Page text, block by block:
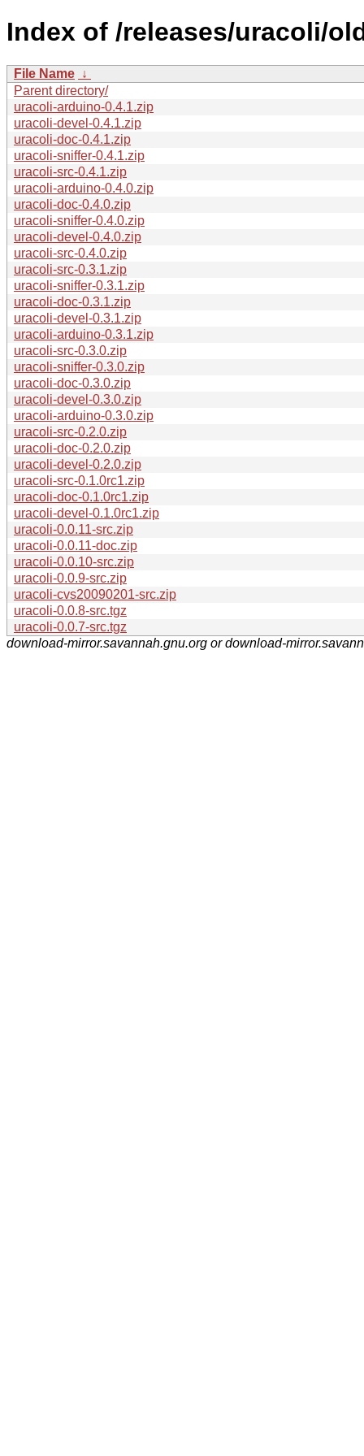
Index of /releases/uracoli/
File Name ↓
Parent directory/
uracoli-arduino-0.4.1.zip
uracoli-devel-0.4.1.zip
uracoli-doc-0.4.1.zip
uracoli-sniffer-0.4.1.zip
uracoli-src-0.4.1.zip
uracoli-arduino-0.4.0.zip
uracoli-doc-0.4.0.zip
uracoli-sniffer-0.4.0.zip
uracoli-devel-0.4.0.zip
uracoli-src-0.4.0.zip
uracoli-src-0.3.1.zip
uracoli-sniffer-0.3.1.zip
uracoli-doc-0.3.1.zip
uracoli-devel-0.3.1.zip
uracoli-arduino-0.3.1.zip
uracoli-src-0.3.0.zip
uracoli-sniffer-0.3.0.zip
uracoli-doc-0.3.0.zip
uracoli-devel-0.3.0.zip
uracoli-arduino-0.3.0.zip
uracoli-src-0.2.0.zip
uracoli-doc-0.2.0.zip
uracoli-devel-0.2.0.zip
uracoli-src-0.1.0rc1.zip
uracoli-doc-0.1.0rc1.zip
uracoli-devel-0.1.0rc1.zip
uracoli-0.0.11-src.zip
uracoli-0.0.11-doc.zip
uracoli-0.0.10-src.zip
uracoli-0.0.9-src.zip
uracoli-cvs20090201-src.zip
uracoli-0.0.8-src.tgz
uracoli-0.0.7-src.tgz
download-mirror.savannah.gnu.org or download-